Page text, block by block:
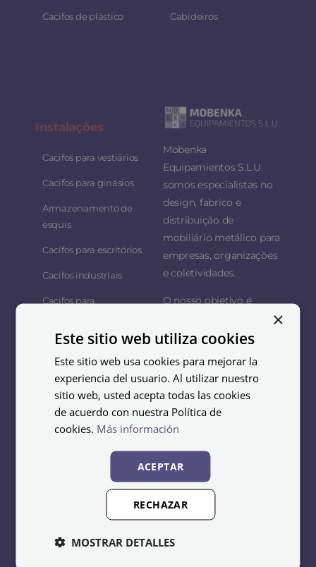
Cacifos de plástico Cabideiros
Instalações
Cacifos para vestiários
Cacifos para ginásios
Armazenamento de
esquis
Cacifos para escritórios
Cacifos industriais
Cacifos para
Cacifos escolares
Lavandaria e limpeza
Mobenka
Equipamientos S.L.U.
somos especialistas no
design, fabrico e
distribuição de
mobiliário metálico para
empresas, organizações
e coletividades.
O nosso objetivo é
funcionais e duradouras
necessidades de cada
cliente, equipando
balneários, escritórios,
ginásios, hotéis,
educativos e todo o tipo
de espaços profissionais.
No nosso catálogo
encontrará uma ampla
gama de cacifos,
×
Este sitio web utiliza cookies
Este sitio web usa cookies para mejorar la
experiencia del usuario. Al utilizar nuestro
sitio web, usted acepta todas las cookies
de acuerdo con nuestra Política de
cookies. Más información
ACEPTAR
RECHAZAR
MOSTRAR DETALLES